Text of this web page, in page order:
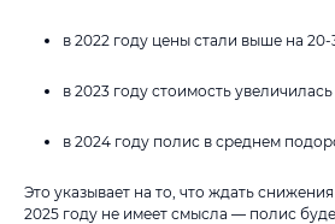
в 2022 году цены стали выше на 20-
в 2023 году стоимость увеличилась
в 2024 году полис в среднем
Это указывает на то, что ждать
2025 году не имеет смысла — полис